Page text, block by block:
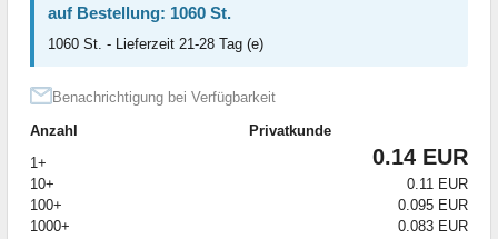
auf Bestellung: 1060 St.
1060 St. - Lieferzeit 21-28 Tag (e)
Benachrichtigung bei Verfügbarkeit
Anzahl
Privatkunde
1+
0.14 EUR
10+
0.11 EUR
100+
0.095 EUR
1000+
0.083 EUR